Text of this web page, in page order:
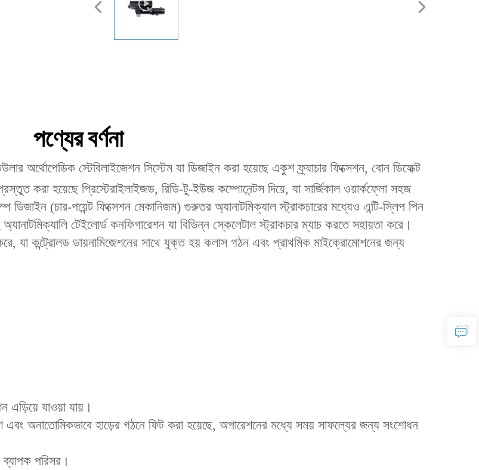
পণ্যের বর্ণনা
অর্থোপেডিক স্টেবিলাইজেশন সিস্টেম যা ডিজাইন করা হয়েছে একুশ ফ্র্যাচার ফিক্সেশন, বোন ডিফেক্ট
করা হয়েছে প্রিস্টেরাইলাইজড, রিডি-টু-ইউজ কম্পোনেন্টস দিয়ে, যা সার্জিকাল ওয়ার্কফ্লো সহজ
ডিজাইন (চার-পয়েন্ট ফিক্সেশন মেকানিজম) গুরুতর অ্যানাটমিক্যাল স্ট্রাকচারের মধ্যেও এন্টি-স্লিপ পিন
টেইলোর্ড কনফিগারেশন যা বিভিন্ন স্কেলেটাল স্ট্রাকচার ম্যাচ করতে সহায়তা করে।
যা কন্ট্রোলড ডায়নামিজেশনের সাথে যুক্ত হয় কলাস গঠন এবং প্রাথমিক মাইক্রোমোশনের জন্য
এড়িয়ে যাওয়া যায়।
এবং অনাতোমিকভাবে হাড়ের গঠনে ফিট করা হয়েছে, অপারেশনের মধ্যে সময় সাফল্যের জন্য সংশোধন
পরিসর।